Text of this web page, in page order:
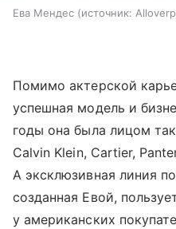
Ева Мендес источник:
Помимо актерской
успешная модель и
годы она была лицом
Calvin Klein, Cartier,
А эксклюзивная линия
созданная Евой,
у американских